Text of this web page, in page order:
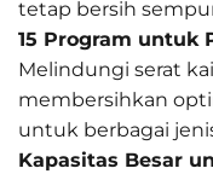
tetap bersih
15 Program untuk
Melindungi serat
membersihkan
untuk berbagai
Kapasitas Besar